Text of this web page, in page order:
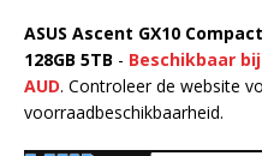
ASUS Ascent GX10
128GB 5TB - Beschikbaar bij
AUD. Controleer de website
voorraadbeschikbaarheid.